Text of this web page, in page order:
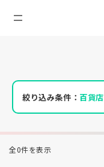
絞り込み条件： 百貨店
全0件を表示